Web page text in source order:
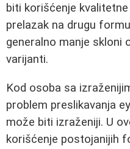
biti korišćenje
prelazak na drugu
generalno manje skloni
varijanti.
Kod osoba sa
problem preslikavanja
može biti izraženiji. U
korišćenje postojanijih